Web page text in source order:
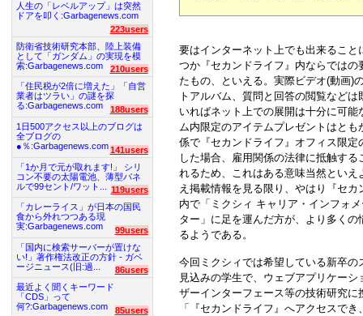
要はインターネット上でも出来ること
つか『セカンドライフ』内ならではの
たもの、といえる。実際ビデオ(動画)
トアルバム、質問と回答の閲覧などは
いればネット上での展開は十分に可能
ム内限定のアイテムプレゼントはとも
係で『セカンドライフ』オフィス限定
した場合、雇用関係の法律に抵触する
れるため、これはある意味当然といえ
え掲載情報を見る限り、やはり『セカ
内で「ミクシィ キャリア・インフォ
ター」に足を運んだ方が、より多くの
るようである。
今回ミクシィでは希望している新卒
見込みの学生で、ウェブアプリケー
ザーインターフェース等の技術研究
「『セカンドライフ』へアクセスで
人生の「レベルアップ」は突然
ドアを叩く:Garbagenews.com
223users
防衛省技術研究本部、陸上装備
として「ガンダム」の実現を模
索:Garbagenews.com
210users
「住民税が2倍に増えた」「自営
業者はツラい」の謎を探
る:Garbagenews.com
188users
1日500アクセス以上のブログは
全ブログの
●％:Garbagenews.com 141users
「1か月で元が取れます!」 シリ
コン不要の太陽電池、薄型パネ
ルで99セント/ワット...
119users
「カレーライス」が日本の国民
食から外れつつある現
実:Garbagenews.com
99users
「国内に検索サーバーが置けな
い!」著作権法改正の方針 - ガベ
ージニュース(旧:過...
86users
最近よく聞くキーワード
「CDS」って
何?:Garbagenews.com
85users